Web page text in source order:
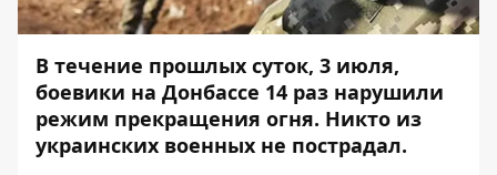
В течение прошлых суток, 3 июля,
боевики на Донбассе 14 раз нарушили
режим прекращения огня. Никто из
украинских военных не пострадал.